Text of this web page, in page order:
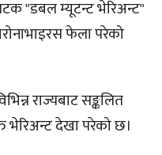
"डबल म्यूटन्ट भेरिअन्ट"
फेला परेको
राज्यबाट सङ्कलित
भेरिअन्ट देखा परेको छ।